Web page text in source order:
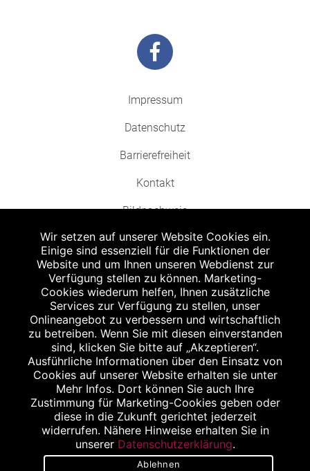
Impressum
Datenschutz
Barrierefreiheit
Kontakt
Bildnachweis
Abgabe in haushaltsüblichen Mengen, solange der Vorrat reicht. Für Druck-
und Satzfehler keine Haftung.
Zu Risiken und Nebenwirkungen lesen Sie die Packungsbeilage und fragen
Sie Ihren Arzt oder Apotheker.
Angabe nach der deutschen Arzneimitteltaxe Apothekenerstattungspreis
(AEP). Der AEP ist keine unverbindliche Preisempfehlung der Hersteller. Der
AEP ist ein von den Apotheken in Ansatz gebrachter Preis für rezeptfreie
Arzneimittel. Er entspricht in der Höhe dem für Apotheken verbindlichen
Abgabepreis, zu dem eine Apotheke in bestimmten Fällen (z.B. bei Kindern
unter 12 Jahren) das Produkt mit der gesetzlichen Krankenversicherung
abrechnet. Der AEP ist der allgemeine Erstattungspreis im Falle einer
Kostenübernahme durch die gesetzlichen Krankenkassen, vor Abzug eines
Zwangsrabattes (zur Zeit 5%) nach §130 Abs. 1 SGB V.
Unverbindliche Preisempfehlung des Herstellers (UVP).
Wir setzen auf unserer Website Cookies ein.
Einige sind essenziell für die Funktionen der
Website und um Ihnen unseren Webdienst zur
Verfügung stellen zu können. Marketing-
Cookies wiederum helfen, Ihnen zusätzliche
Services zur Verfügung zu stellen, unser
Onlineangebot zu verbessern und wirtschaftlich
zu betreiben. Wenn Sie mit diesen einverstanden
sind, klicken Sie bitte auf „Akzeptieren“.
Ausführliche Informationen über den Einsatz von
Cookies auf unserer Website erhalten sie unter
Mehr Infos. Dort können Sie auch Ihre
Zustimmung für Marketing-Cookies geben oder
diese in die Zukunft gerichtet jederzeit
widerrufen. Nähere Hinweise erhalten Sie in
unserer Datenschutzerklärung.
Ablehnen